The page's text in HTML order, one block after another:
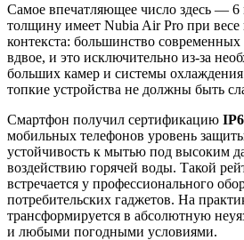
Самое впечатляющее число здесь —
толщину имеет Nubia Air Pro при весе
контекста: большинство
вдвое, и это исключительно из-за
больших камер и системы
топкие устройства не должны быть
Смартфон получил сертификацию
мобильных телефонов уровень
устойчивость к мытью под высоким
воздействию горячей воды. Такой
встречается у профессионального
потребительских гаджетов. На
трансформируется в абсолютную
и любыми погодными условиями.